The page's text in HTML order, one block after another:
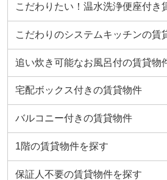
こだわりたい！温水洗浄便座付き
こだわりのシステムキッチンの賃
追い炊き可能なお風呂付の賃貸物
宅配ボックス付きの賃貸物件
バルコニー付きの賃貸物件
1階の賃貸物件を探す
保証人不要の賃貸物件を探す